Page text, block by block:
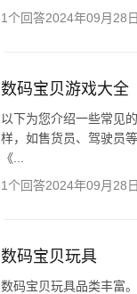
1个回答2024年09月28
数码宝贝游戏大全
以下为您介绍一些常见
样，如售货员、驾驶员
《...
1个回答2024年09月28
数码宝贝玩具
数码宝贝玩具品类丰富